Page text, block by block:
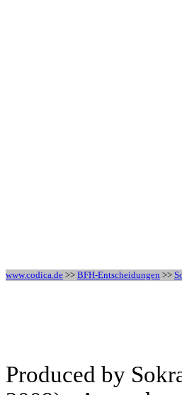
www.codica.de >> BFH-Entscheidungen >>
Produced by